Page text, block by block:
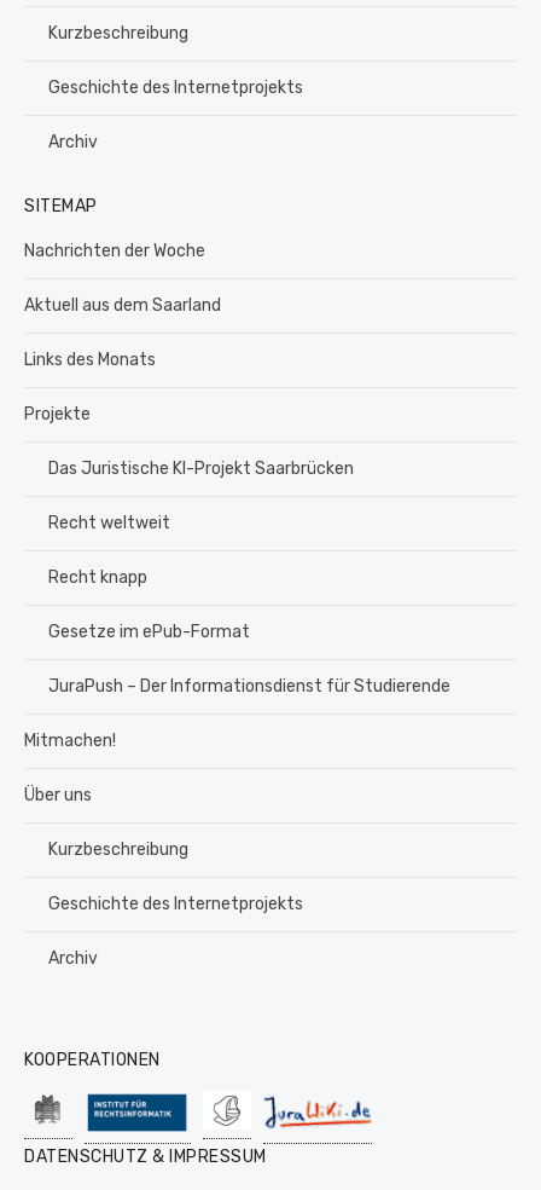
Kurzbeschreibung
Geschichte des Internetprojekts
Archiv
SITEMAP
Nachrichten der Woche
Aktuell aus dem Saarland
Links des Monats
Projekte
Das Juristische KI-Projekt Saarbrücken
Recht weltweit
Recht knapp
Gesetze im ePub-Format
JuraPush – Der Informationsdienst für Studierende
Mitmachen!
Über uns
Kurzbeschreibung
Geschichte des Internetprojekts
Archiv
KOOPERATIONEN
DATENSCHUTZ & IMPRESSUM